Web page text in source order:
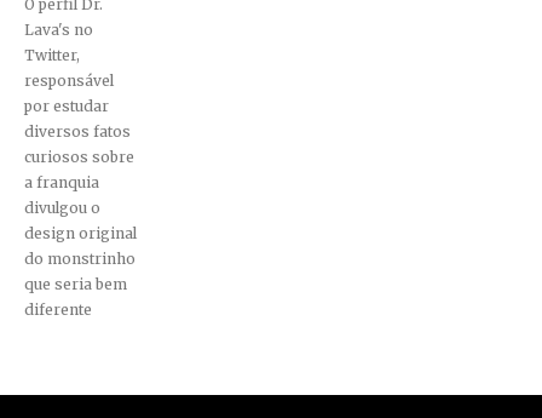
O perfil Dr.
Lava's no
Twitter,
responsável
por estudar
diversos fatos
curiosos sobre
a franquia
divulgou o
design original
do monstrinho
que seria bem
diferente